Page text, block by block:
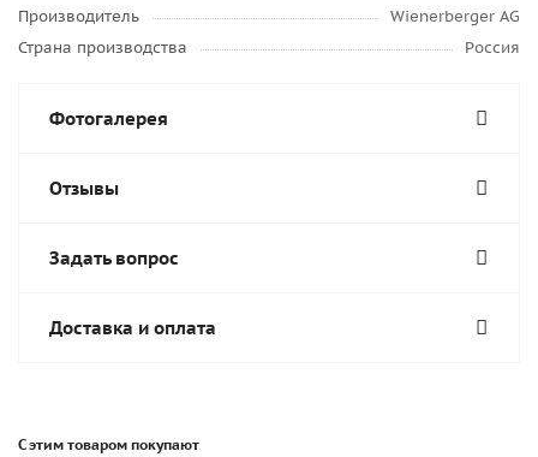
Производитель
Wienerberger AG
Страна производства
Россия
Фотогалерея
Отзывы
Задать вопрос
Доставка и оплата
С этим товаром покупают